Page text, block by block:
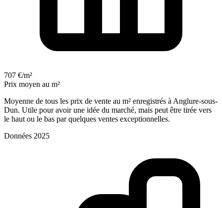
707 €/m²
Prix moyen au m²
Moyenne de tous les prix de vente au m² enregistrés à Anglure-sous-
Dun. Utile pour avoir une idée du marché, mais peut être tirée vers
le haut ou le bas par quelques ventes exceptionnelles.
Données 2025